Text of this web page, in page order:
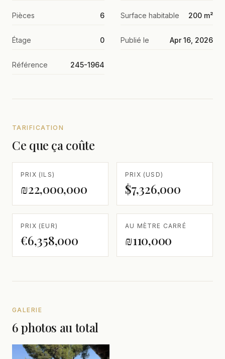
Pièces 6 Surface habitable 200 m²
Étage 0 Publié le Apr 16, 2026
Référence 245-1964
TARIFICATION
Ce que ça coûte
PRIX (ILS)
₪22,000,000
PRIX (USD)
$7,326,000
PRIX (EUR)
€6,358,000
AU MÈTRE CARRÉ
₪110,000
GALERIE
6 photos au total